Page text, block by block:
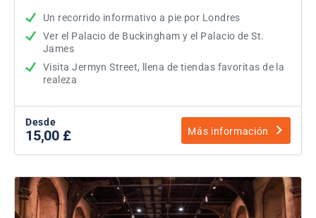
Un recorrido informativo a pie por Londres
Ver el Palacio de Buckingham y el Palacio de St.
James
Visita Jermyn Street, llena de tiendas favoritas de la
realeza
Desde
15,00 £ Más información